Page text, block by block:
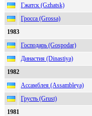
Гжатск (Gzhatsk)
Гросса (Grossa)
1983
Господарь (Gospodar)
Династия (Dinastiya)
1982
Ассaмблeя (Assambleya)
Грусть (Grust)
1981